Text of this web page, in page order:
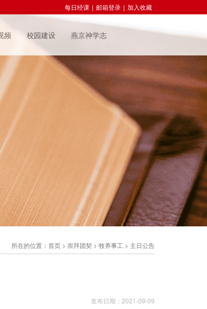
每日经课 | 邮箱登录 | 加入收藏
频 校园建设 燕京神学志
所在的位置： 首页 > 崇拜团契 > 牧养事工 > 主日公告
发布日期：2021-09-09